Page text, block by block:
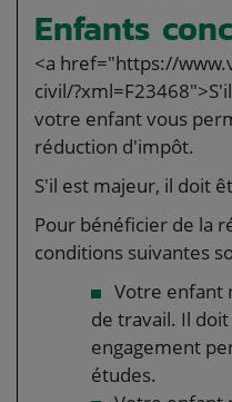
Enfants
<a href="https://
civil/
votre enfant vous
réduction d'impôt.
S'il est majeur, il doit
Pour bénéficier de la
conditions suivantes
Votre enfant
de travail. Il
engagement
études.